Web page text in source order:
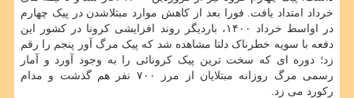
خرداد امتداد یافت. فورا بعد از کاهش موارد مبتلاشدن در پیک چهارم
در اواسط خرداد ۱۴۰۰، باردیگر روند افزایشی کرونا در کشور این
دفعه با سویه خطرناک دلتا مشاهده شد که پیک مرگ آور پنجم را رقم
زد؛ دوره ای که سخت ترین پیک کرونائی را به وجود آورد و آمار
رسمی مرگ روزانه مبتلایان از مرز ۷۰۰ نفر هم گذشت و مدام
رکورد می زد.